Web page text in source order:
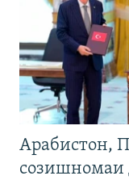
Арабистон,
созишномаи